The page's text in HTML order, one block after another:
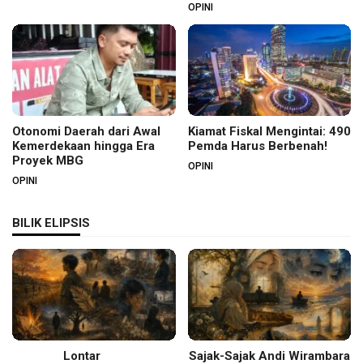
OPINI
Otonomi Daerah dari Awal
Kemerdekaan hingga Era
Proyek MBG
OPINI
Kiamat Fiskal Mengintai: 490
Pemda Harus Berbenah!
OPINI
BILIK ELIPSIS
Lontar Sajak-Sajak Andi Wirambara